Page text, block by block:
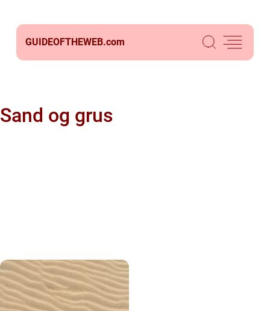
GUIDEOFTHEWEB.com
Sand og grus